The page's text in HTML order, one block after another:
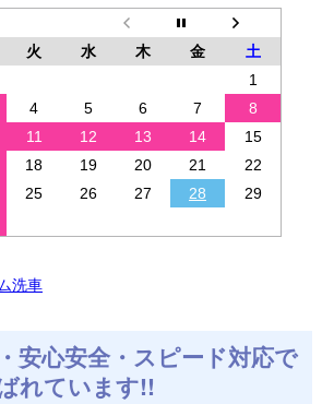
火 水 木 金
土
1
4 5 6 7
8
11 12 13 14
15
18 19 20 21
22
25 26 27 28
29
洗車
安心安全・スピード対応で
れています!!